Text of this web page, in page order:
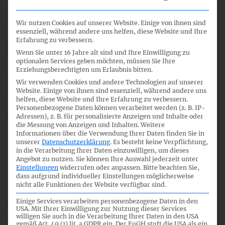
Steuerberater, Wirtschaftsprüfer und Hochschullehrende
sowie Vertreter von Spitzenverbänden mit einer
Profilierung analog der o.g. Anwenderpraxis. Einzelne
Referate des BMJV und des BMF werden nach Bedarf über
die laufenden Arbeitsergebnisse informiert werden.
Prof. Dr. Sven Morich, Vizepräsident des DRSC,
kommentierte: „Die Einrichtung des Arbeitskreises „IFRS
im Einzelabschluss“ ist ein wichtiges Angebot für die
Anwenderpraxis, Ideen zu entwickeln und Vorschläge
mitzugestalten, um die Effizienz in der
Finanzberichterstattung zu steigern. Ich freue mich, wenn
wir durch diese Initiative einen konstruktiven Beitrag zur
Diskussion leisten können. Wenngleich das DRSC die
Organisation des Fachaustausches hiermit initiiert, soll
dieser als gleichberechtigter Austausch aller teilnehmenden
Stakeholder verstanden werden. Vorschläge und
Arbeitsergebnisse können und sollen deshalb auch von allen
Teilnehmern vorbereitet bzw. eingebracht werden. Damit
kann gleichzeitig auch die Breite der Akzeptanz in der
Wir nutzen Cookies auf unserer Website. Einige von ihnen sind
essenziell, während andere uns helfen, diese Website und Ihre
Erfahrung zu verbessern.
Wenn Sie unter 16 Jahre alt sind und Ihre Einwilligung zu
optionalen Services geben möchten, müssen Sie Ihre
Erziehungsberechtigten um Erlaubnis bitten.
Wir verwenden Cookies und andere Technologien auf unserer
Website. Einige von ihnen sind essenziell, während andere uns
helfen, diese Website und Ihre Erfahrung zu verbessern.
Personenbezogene Daten können verarbeitet werden (z. B. IP-
Adressen), z. B. für personalisierte Anzeigen und Inhalte oder
die Messung von Anzeigen und Inhalten. Weitere
Informationen über die Verwendung Ihrer Daten finden Sie in
unserer Datenschutzerklärung. Es besteht keine Verpflichtung,
in die Verarbeitung Ihrer Daten einzuwilligen, um dieses
Angebot zu nutzen. Sie können Ihre Auswahl jederzeit unter
Einstellungen widerrufen oder anpassen. Bitte beachten Sie,
dass aufgrund individueller Einstellungen möglicherweise
nicht alle Funktionen der Website verfügbar sind.
Einige Services verarbeiten personenbezogene Daten in den
USA. Mit Ihrer Einwilligung zur Nutzung dieser Services
willigen Sie auch in die Verarbeitung Ihrer Daten in den USA